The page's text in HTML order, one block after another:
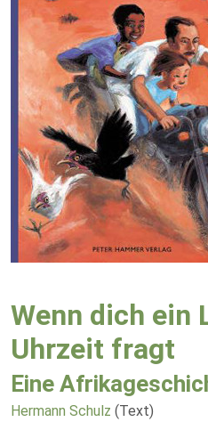
Wenn dich ein
Uhrzeit fragt
Eine
Hermann Schulz (Text)